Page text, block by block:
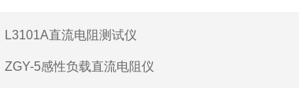
L3101A直流电阻测试仪
ZGY-5感性负载直流电阻仪